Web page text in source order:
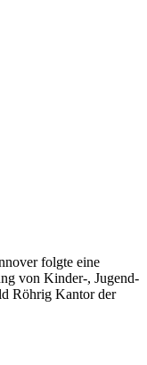
folgte eine
von Kinder-, Jugend-
Röhrig Kantor der